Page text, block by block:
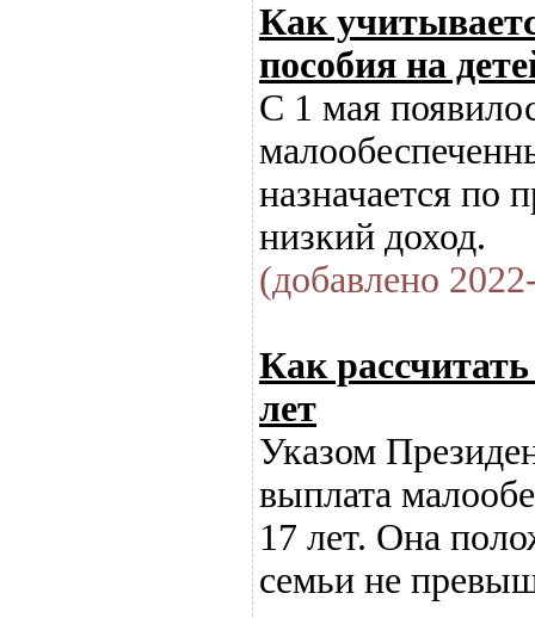
Как
пособия на
С 1 мая
назначается по
низкий доход.
(добавлено
Как
лет
Указом
выплата
17 лет. Она
семьи не